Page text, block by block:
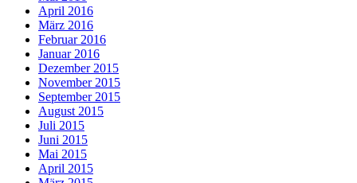
April 2016
März 2016
Februar 2016
Januar 2016
Dezember 2015
November 2015
September 2015
August 2015
Juli 2015
Juni 2015
Mai 2015
April 2015